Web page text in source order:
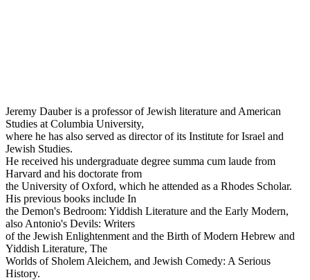
Jeremy Dauber is a professor of Jewish literature and American
Studies at Columbia University,
where he has also served as director of its Institute for Israel and
Jewish Studies.
He received his undergraduate degree summa cum laude from
Harvard and his doctorate from
the University of Oxford, which he attended as a Rhodes Scholar.
His previous books include In
the Demon's Bedroom: Yiddish Literature and the Early Modern,
also Antonio's Devils: Writers
of the Jewish Enlightenment and the Birth of Modern Hebrew and
Yiddish Literature, The
Worlds of Sholem Aleichem, and Jewish Comedy: A Serious
History.